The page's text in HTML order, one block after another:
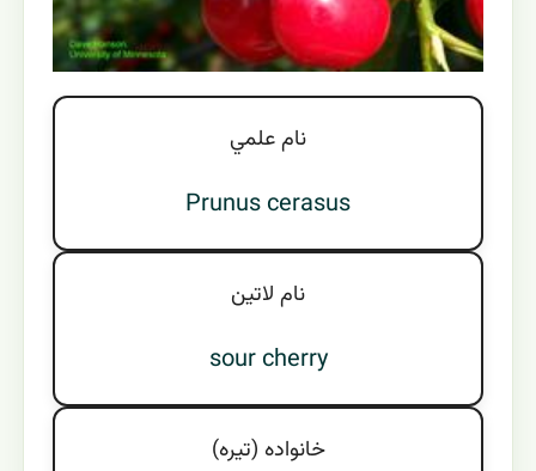
نام علمي
Prunus cerasus
نام لاتين
sour cherry
خانواده (تيره)